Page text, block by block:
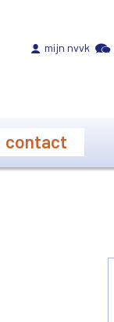
mijn nvvk
contact